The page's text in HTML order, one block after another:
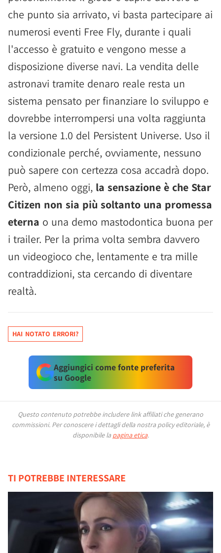
che punto sia arrivato, vi basta partecipare ai
numerosi eventi Free Fly, durante i quali
l'accesso è gratuito e vengono messe a
disposizione diverse navi. La vendita delle
astronavi tramite denaro reale resta un
sistema pensato per finanziare lo sviluppo e
dovrebbe interrompersi una volta raggiunta
la versione 1.0 del Persistent Universe. Uso il
condizionale perché, ovviamente, nessuno
può sapere con certezza cosa accadrà dopo.
Però, almeno oggi, la sensazione è che Star
Citizen non sia più soltanto una promessa
eterna o una demo mastodontica buona per
i trailer. Per la prima volta sembra davvero
un videogioco che, lentamente e tra mille
contraddizioni, sta cercando di diventare
realtà.
HAI NOTATO ERRORI?
Aggiungici come fonte preferita
su Google
Questo contenuto potrebbe includere link affiliati che generano
commissioni. Per conoscere i dettagli della nostra policy editoriale, è
disponibile la pagina etica.
TI POTREBBE INTERESSARE